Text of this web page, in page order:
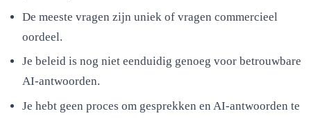
De meeste vragen zijn uniek of vragen commercieel
oordeel.
Je beleid is nog niet eenduidig genoeg voor betrouwbare
AI-antwoorden.
Je hebt geen proces om gesprekken en AI-antwoorden te